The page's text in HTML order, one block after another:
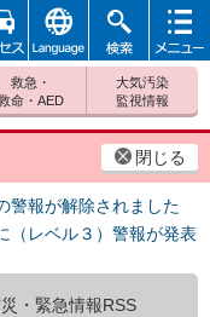
閉じる
警報が解除されました
（レベル３）警報が発表
災・緊急情報RSS
救急・
命・AED
大気汚染
監視情報
foreign 検索
メニュ